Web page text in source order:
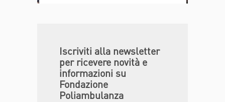
Iscriviti alla newsletter
per ricevere novità e
informazioni su
Fondazione
Poliambulanza